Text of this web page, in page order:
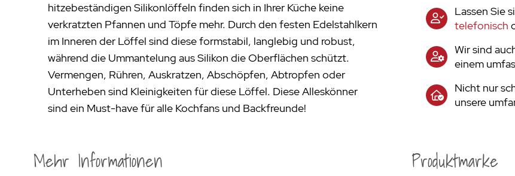
hitzebeständigen Silikonlöffeln finden sich in Ihrer Küche keine
verkratzten Pfannen und Töpfe mehr. Durch den festen Edelstahlkern
im Inneren der Löffel sind diese formstabil, langlebig und robust,
während die Ummantelung aus Silikon die Oberflächen schützt.
Vermengen, Rühren, Auskratzen, Abschöpfen, Abtropfen oder
Unterheben sind Kleinigkeiten für diese Löffel. Diese Alleskönner
sind ein Must-have für alle Kochfans und Backfreunde!
Lassen Sie
telefonisch
Wir sind
einem
Nicht nur
unsere
Mehr Informationen Produktmarke